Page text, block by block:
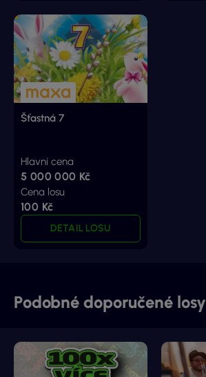
Šťastná 7
Hlavní cena
5 000 000 Kč
Cena losu
100 Kč
DETAIL LOSU
Podobné doporučené losy